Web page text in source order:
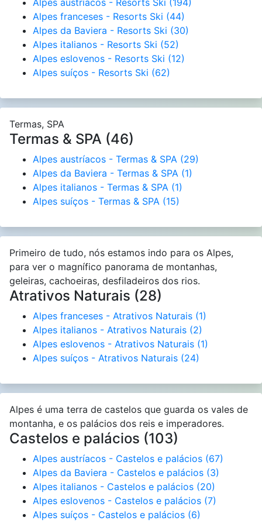
Alpes austríacos - Resorts Ski (194)
Alpes franceses - Resorts Ski (44)
Alpes da Baviera - Resorts Ski (30)
Alpes italianos - Resorts Ski (52)
Alpes eslovenos - Resorts Ski (12)
Alpes suíços - Resorts Ski (62)
Termas, SPA
Termas & SPA (46)
Alpes austríacos - Termas & SPA (29)
Alpes da Baviera - Termas & SPA (1)
Alpes italianos - Termas & SPA (1)
Alpes suíços - Termas & SPA (15)
Primeiro de tudo, nós estamos indo para os Alpes,
para ver o magnífico panorama de montanhas,
geleiras, cachoeiras, desfiladeiros dos rios.
Atrativos Naturais (28)
Alpes franceses - Atrativos Naturais (1)
Alpes italianos - Atrativos Naturais (2)
Alpes eslovenos - Atrativos Naturais (1)
Alpes suíços - Atrativos Naturais (24)
Alpes é uma terra de castelos que guarda os vales de
montanha, e os palácios dos reis e imperadores.
Castelos e palácios (103)
Alpes austríacos - Castelos e palácios (67)
Alpes da Baviera - Castelos e palácios (3)
Alpes italianos - Castelos e palácios (20)
Alpes eslovenos - Castelos e palácios (7)
Alpes suíços - Castelos e palácios (6)